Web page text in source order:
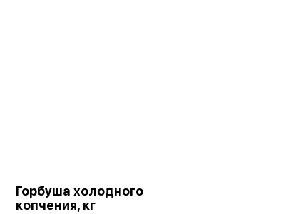
Горбуша холодного
копчения, кг